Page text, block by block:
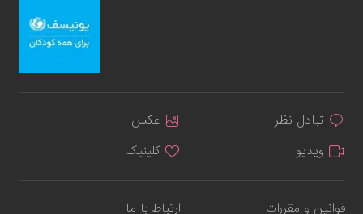
تبادل نظر
عکس
ویدیو
کلینیک
قوانین و مقررات ارتباط با ما